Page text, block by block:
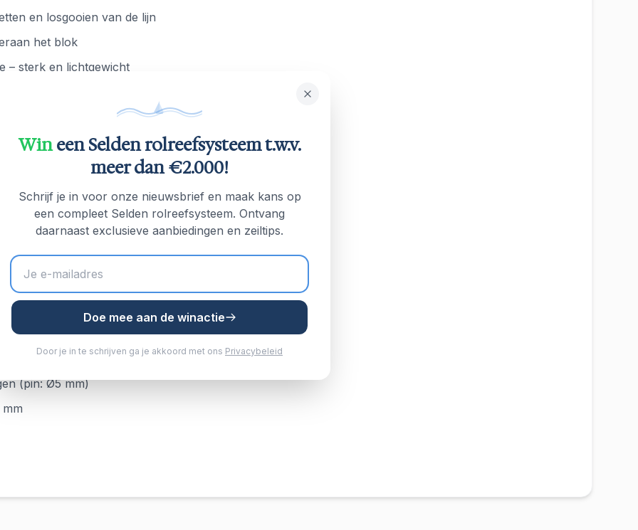
en losgooien van de lijn
het blok
– sterk en lichtgewicht
(pin: Ø5 mm)
Wineen Selden rolreefsysteem t.w.v.
meer dan €2.000!
Schrijf je in voor onze nieuwsbrief en maak kans op
een compleet Selden rolreefsysteem. Ontvang
daarnaast exclusieve aanbiedingen en zeiltips.
Doe mee aan de winactie
Door je in te schrijven ga je akkoord met ons Privacybeleid